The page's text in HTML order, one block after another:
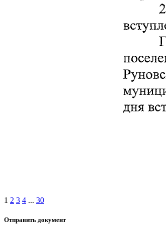
1 2 3 4 ... 30
Отправить документ